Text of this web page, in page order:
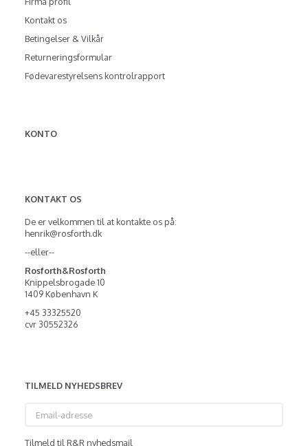
Kontakt os
Betingelser & Vilkår
Returneringsformular
Fødevarestyrelsens kontrolrapport
KONTO
KONTAKT OS
De er velkommen til at kontakte os på:
henrik@rosforth.dk
--eller--
Rosforth&Rosforth
Knippelsbrogade 10
1409 København K
+45 33325520
cvr 30552326
TILMELD NYHEDSBREV
adresse
Tilmeld til R&R nyhedsmail